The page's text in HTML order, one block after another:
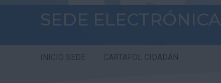
SEDE ELECTRÓNICA
INICIO SEDE CARTAFOL CIDADÁN